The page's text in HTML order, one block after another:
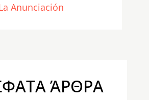
Anunciación
ΆΡΘΡΑ